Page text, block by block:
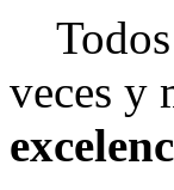
Todos
veces y